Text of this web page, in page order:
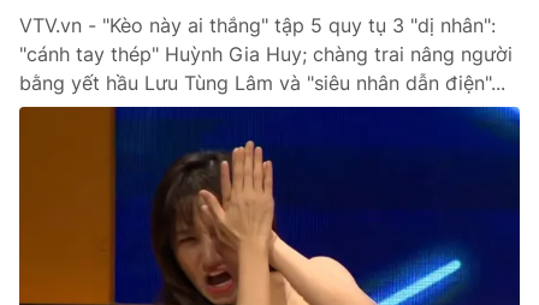
VTV.vn - "Kèo này ai thắng" tập 5 quy tụ 3 "dị nhân":
"cánh tay thép" Huỳnh Gia Huy; chàng trai nâng người
bằng yết hầu Lưu Tùng Lâm và "siêu nhân dẫn điện"...